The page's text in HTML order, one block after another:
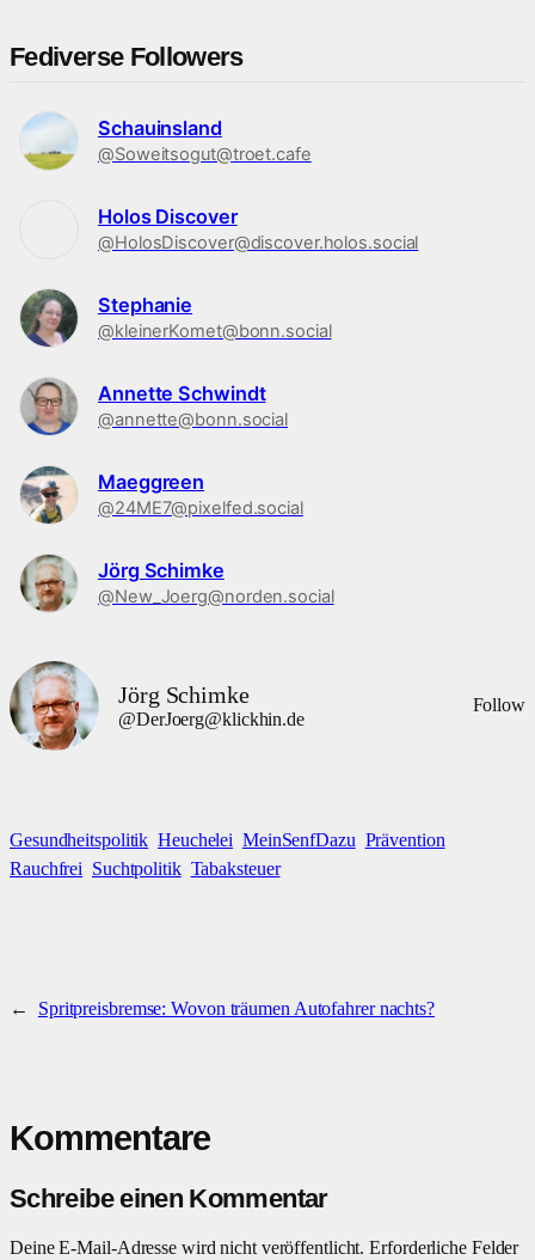
Fediverse Followers
Schauinsland
@Soweitsogut@troet.cafe
Holos Discover
@HolosDiscover@discover.holos.social
Stephanie
@kleinerKomet@bonn.social
Annette Schwindt
@annette@bonn.social
Maeggreen
@24ME7@pixelfed.social
Jörg Schimke
@New_Joerg@norden.social
Jörg Schimke
@DerJoerg@klickhin.de
Follow
Gesundheitspolitik Heuchelei MeinSenfDazu Prävention
Rauchfrei Suchtpolitik Tabaksteuer
← Spritpreisbremse: Wovon träumen Autofahrer nachts?
Kommentare
Schreibe einen Kommentar
Deine E-Mail-Adresse wird nicht veröffentlicht. Erforderliche Felder